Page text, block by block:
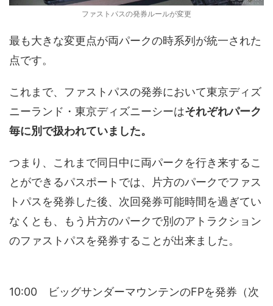
ファストパスの発券ルールが変更
最も大きな変更点が両パークの時系列が統一された
点です。
これまで、ファストパスの発券において東京ディズ
ニーランド・東京ディズニーシーはそれぞれパーク
毎に別で扱われていました。
つまり、これまで同日中に両パークを行き来するこ
とができるパスポートでは、片方のパークでファス
トパスを発券した後、次回発券可能時間を過ぎてい
なくとも、もう片方のパークで別のアトラクション
のファストパスを発券することが出来ました。
10:00 ビッグサンダーマウンテンのFPを発券（次